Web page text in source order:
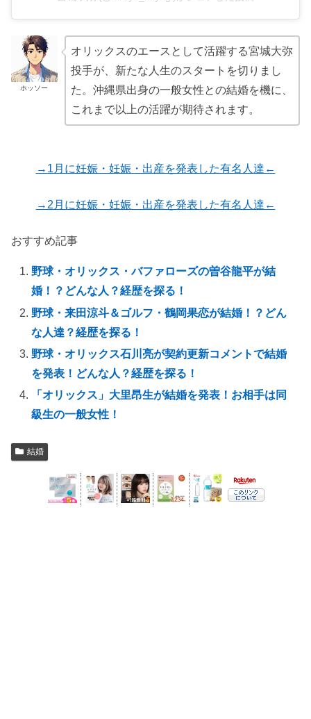
ホッソー
オリックスのエースとして活躍する宮城大弥
投手が、新たな人生のスタートを切りまし
た。沖縄県出身の一般女性との結婚を機に、
これまで以上の活躍が期待されます。
→1月に妊娠・妊娠・出産を発表した有名人達←
→2月に妊娠・妊娠・出産を発表した有名人達←
おすすめ記事
野球・オリックス・バファローズの曽谷龍平が結
婚！？どんな人？経歴を探る！
野球・来田涼斗＆ゴルフ・鶴岡果恋が結婚！？どん
な人達？経歴を探る！
野球・オリックス石川亮が契約更新コメントで結婚
を発表！どんな人？経歴を探る！
「オリックス」大里昂生が結婚を発表！お相手は同
級生の一般女性！
結婚